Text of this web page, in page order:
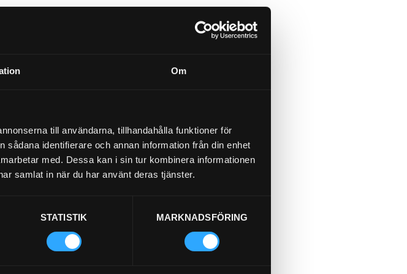
Om
till användarna, tillhandahålla funktioner för
identifierare och annan information från din enhet
med. Dessa kan i sin tur kombinera informationen
samlat in när du har använt deras tjänster.
STATISTIK MARKNADSFÖRING